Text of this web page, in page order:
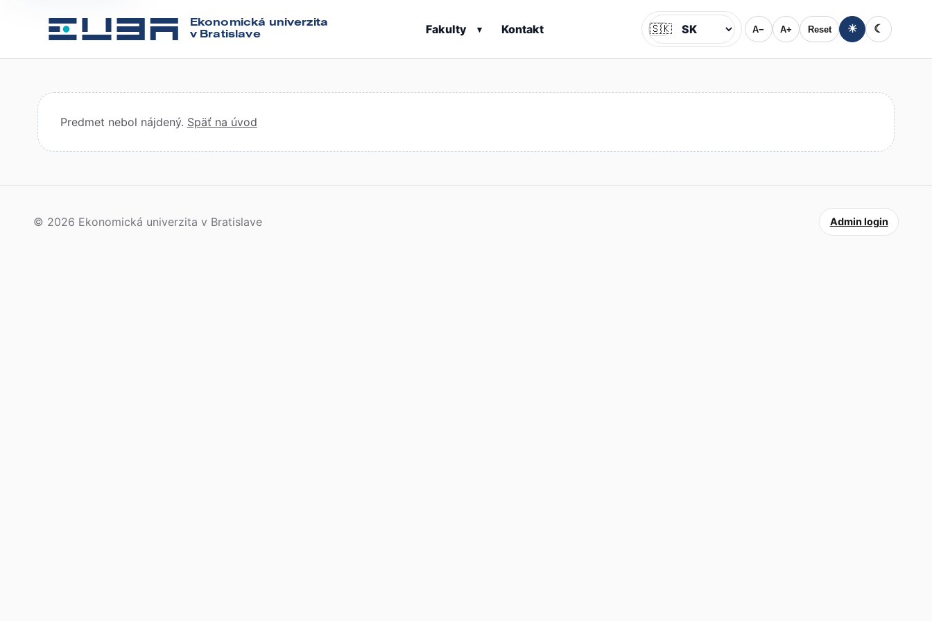
Ekonomická univerzita
v Bratislave
Fakulty ▾ Kontakt Jazyk
🇸🇰 A− A+ Reset ☀ ☾
Predmet nebol nájdený. Späť na úvod
© 2026 Ekonomická univerzita v Bratislave Admin login